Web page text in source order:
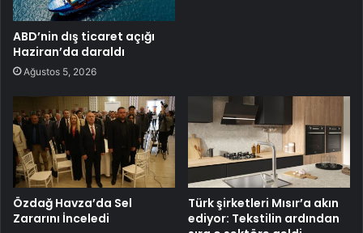
ABD’nin dış ticaret açığı
Haziran’da daraldı
Ağustos 5, 2026
Özdağ Havza’da Sel
Zararını İnceledi
Türk şirketleri Mısır’a akın
ediyor: Tekstilin ardından